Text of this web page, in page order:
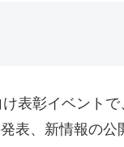
表彰イベント
表、新情報の公